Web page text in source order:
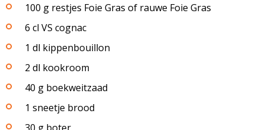
100 g restjes Foie Gras of rauwe Foie Gras
6 cl VS cognac
1 dl kippenbouillon
2 dl kookroom
40 g boekweitzaad
1 sneetje brood